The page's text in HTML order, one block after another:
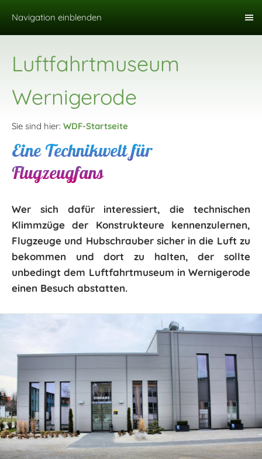
Navigation einblenden
Luftfahrtmuseum
Wernigerode
Sie sind hier: WDF-Startseite
Eine Technikwelt für
Flugzeugfans
Wer sich dafür interessiert, die technischen
Klimmzüge der Konstrukteure kennenzulernen,
Flugzeuge und Hubschrauber sicher in die Luft zu
bekommen und dort zu halten, der sollte
unbedingt dem Luftfahrtmuseum in Wernigerode
einen Besuch abstatten.